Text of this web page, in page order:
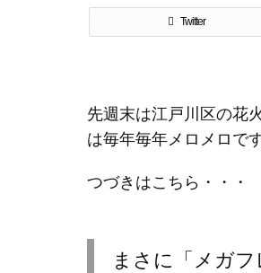
Twitter
先週末は江戸川区の花
は毎年毎年メロメロで
つづきはこちら・・・
まさに「メガフ